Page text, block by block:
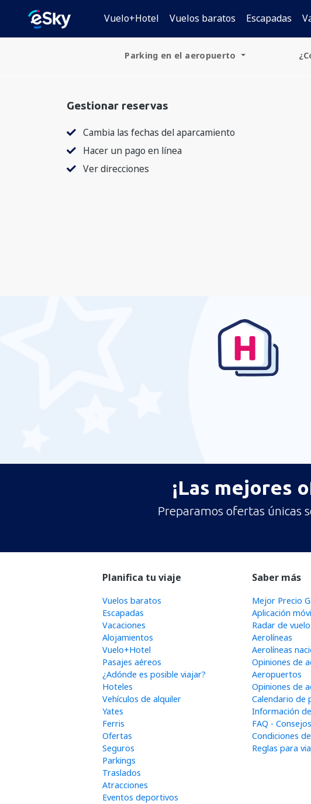
Vuelo+Hotel Vuelos baratos Escapadas
Parking en el aeropuerto
Alemania
Polonia
República Checa
Gestionar reservas
Cambia las fechas del aparcamiento
Hacer un pago en línea
Ver direcciones
¡Las mejores
Preparamos ofertas únicas
Planifica tu viaje
Vuelos baratos
Escapadas
Vacaciones
Alojamientos
Vuelo+Hotel
Pasajes aéreos
¿Adónde es posible viajar?
Hoteles
Vehículos de alquiler
Yates
Ferris
Ofertas
Seguros
Parkings
Traslados
Atracciones
Eventos deportivos
Saber más
Mejor Precio
Aplicación
Radar de vuelo
Aerolíneas
Aerolíneas
Opiniones de
Aeropuertos
Opiniones de
Calendario de
Información
FAQ -
Condiciones
Reglas para